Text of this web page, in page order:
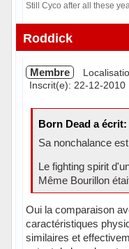
Still Cyco after all these
Hors ligne
Roddick
Membre
Inscrit(e): 22-12-2010
Born Dead a écrit:
Sa nonchalance
Le fighting spirit
Même Bourillon
Oui la comparaison
caractéristiques
similaires et